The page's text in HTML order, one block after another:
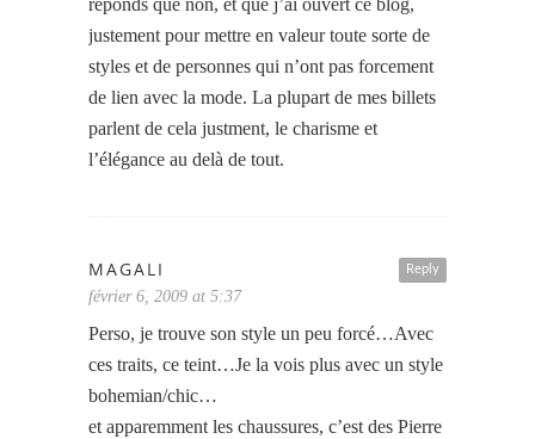
réponds que non, et que j’ai ouvert ce blog,
justement pour mettre en valeur toute sorte de
styles et de personnes qui n’ont pas forcement
de lien avec la mode. La plupart de mes billets
parlent de cela justment, le charisme et
l’élégance au delà de tout.
Reply
MAGALI
février 6, 2009 at 5:37
Perso, je trouve son style un peu forcé…Avec
ces traits, ce teint…Je la vois plus avec un style
bohemian/chic…
et apparemment les chaussures, c’est des Pierre